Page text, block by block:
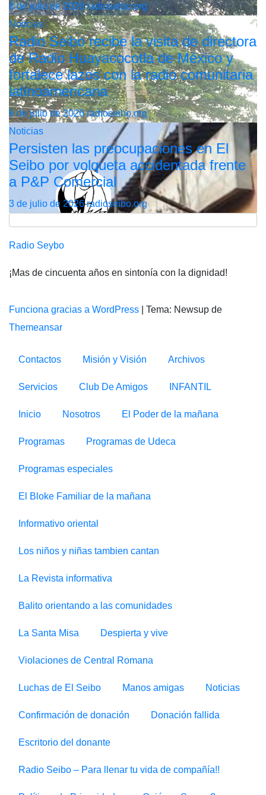
8 de julio de 2026radioseibo.org
Noticias
Radio Seibo recibe la visita de directora
de Radio Huayacocotla de México y
fortalece lazos con la radio comunitaria
latinoamericana
6 de julio de 2026radioseibo.org
Noticias
Persisten las preocupaciones en El
Seibo por volqueta accidentada frente
a P&P Comercial
3 de julio de 2026radioseibo.org
Radio Seybo
¡Mas de cincuenta años en sintonía con la dignidad!
Funciona gracias a WordPress
Tema: Newsup de
Themeansar
Contactos Misión y Visión Archivos
Servicios Club De Amigos INFANTIL
Inicio Nosotros El Poder de la mañana
Programas Programas de Udeca
Programas especiales
El Bloke Familiar de la mañana
Informativo oriental
Los niños y niñas tambien cantan
La Revista informativa
Balito orientando a las comunidades
La Santa Misa Despierta y vive
Violaciones de Central Romana
Luchas de El Seibo Manos amigas Noticias
Confirmación de donación Donación fallida
Escritorio del donante
Radio Seibo – Para llenar tu vida de compañía!!